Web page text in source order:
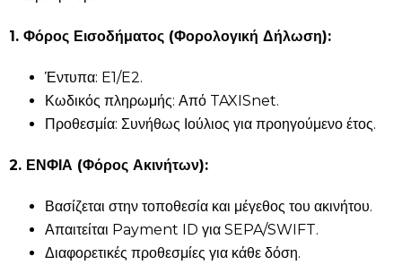
1. Φόρος Εισοδήματος (Φορολογική Δήλωση):
Έντυπα: E1/E2.
Κωδικός πληρωμής: Από TAXISnet.
Προθεσμία: Συνήθως Ιούλιος για προηγούμενο έτος.
2. ΕΝΦΙΑ (Φόρος Ακινήτων):
Βασίζεται στην τοποθεσία και μέγεθος του ακινήτου.
Απαιτείται Payment ID για SEPA/SWIFT.
Διαφορετικές προθεσμίες για κάθε δόση.